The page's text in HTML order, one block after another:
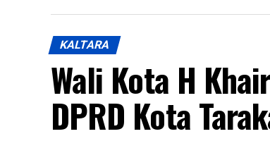
KALTARA
Wali Kota H
DPRD Kota